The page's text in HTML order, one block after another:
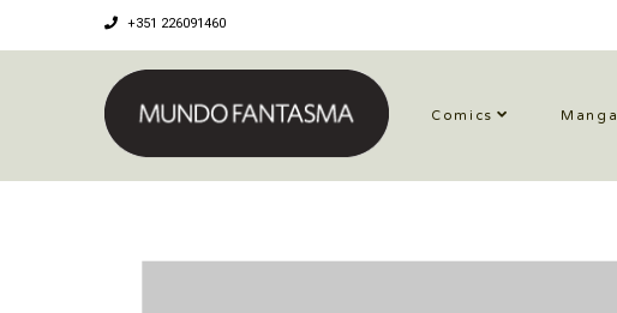
+351 226091460
Comics Manga